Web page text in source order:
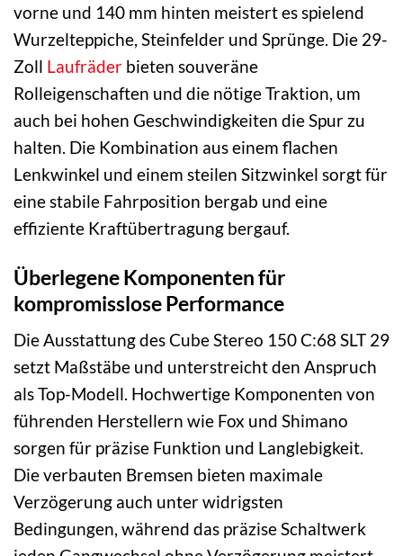
vorne und 140 mm hinten meistert es spielend
Wurzelteppiche, Steinfelder und Sprünge. Die 29-
Zoll Laufräder bieten souveräne
Rolleigenschaften und die nötige Traktion, um
auch bei hohen Geschwindigkeiten die Spur zu
halten. Die Kombination aus einem flachen
Lenkwinkel und einem steilen Sitzwinkel sorgt für
eine stabile Fahrposition bergab und eine
effiziente Kraftübertragung bergauf.
Überlegene Komponenten für
kompromisslose Performance
Die Ausstattung des Cube Stereo 150 C:68 SLT 29
setzt Maßstäbe und unterstreicht den Anspruch
als Top-Modell. Hochwertige Komponenten von
führenden Herstellern wie Fox und Shimano
sorgen für präzise Funktion und Langlebigkeit.
Die verbauten Bremsen bieten maximale
Verzögerung auch unter widrigsten
Bedingungen, während das präzise Schaltwerk